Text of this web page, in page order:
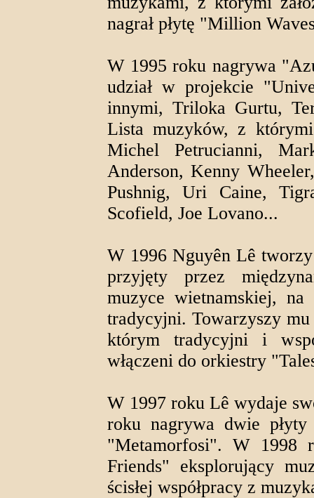
nagrał płytę "Million
W 1995 roku nagrywa
udział w projekcie
innymi, Triloka Gurtu,
Lista muzyków, z
Michel Petrucianni,
Anderson, Kenny
Pushnig, Uri Caine,
Scofield, Joe Lovano...
W 1996 Nguyên Lê
przyjęty przez
muzyce wietnamskiej,
tradycyjni. Towarzyszy
którym tradycyjni i
włączeni do orkiestry
W 1997 roku Lê wydaje
roku nagrywa dwie
"Metamorfosi". W 1998
Friends" eksplorujący
ścisłej współpracy z